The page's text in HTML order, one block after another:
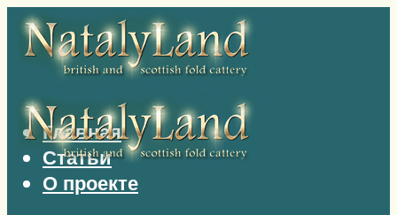
Главная
Статьи
О проекте